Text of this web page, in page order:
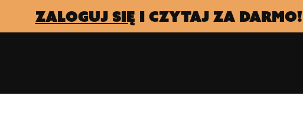
zaloguj się i czytaj za darmo!